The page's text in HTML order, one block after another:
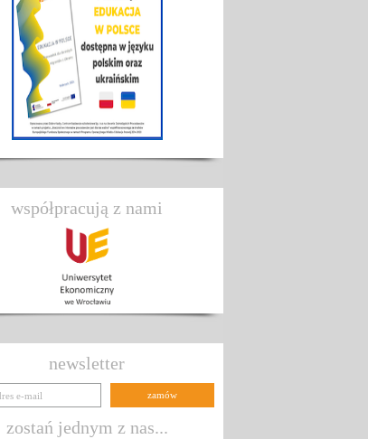
współpracują z nami
newsletter
zostań jednym z nas...